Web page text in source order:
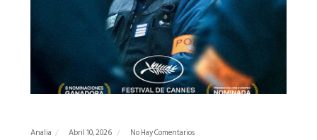
Analia Abril 10, 2026 No Hay Comentarios